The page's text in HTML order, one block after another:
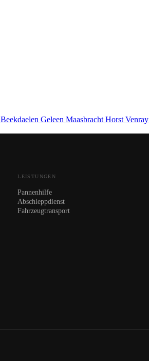
Beekdaelen Geleen Maasbracht Horst Venray
LEISTUNGEN
Pannenhilfe
Abschleppdienst
Fahrzeugtransport